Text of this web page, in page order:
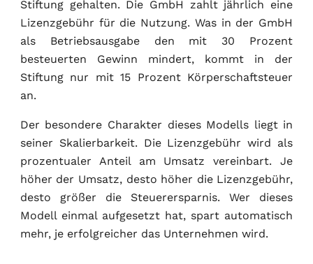
Stiftung gehalten. Die GmbH zahlt jährlich eine
Lizenzgebühr für die Nutzung. Was in der GmbH
als Betriebsausgabe den mit 30 Prozent
besteuerten Gewinn mindert, kommt in der
Stiftung nur mit 15 Prozent Körperschaftsteuer
an.
Der besondere Charakter dieses Modells liegt in
seiner Skalierbarkeit. Die Lizenzgebühr wird als
prozentualer Anteil am Umsatz vereinbart. Je
höher der Umsatz, desto höher die Lizenzgebühr,
desto größer die Steuerersparnis. Wer dieses
Modell einmal aufgesetzt hat, spart automatisch
mehr, je erfolgreicher das Unternehmen wird.